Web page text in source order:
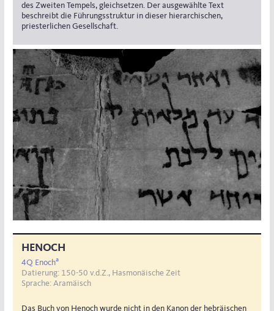
des Zweiten Tempels, gleichsetzen. Der ausgewählte Text
beschreibt die Führungsstruktur in dieser hierarchischen,
priesterlichen Gesellschaft.
HENOCH
4Q Enocha
Datierung: 150-50 v.d.Z., Hasmonäische Zeit
Sprache: Aramäisch
Das Buch von Henoch wurde nicht in den Kanon der hebräischen